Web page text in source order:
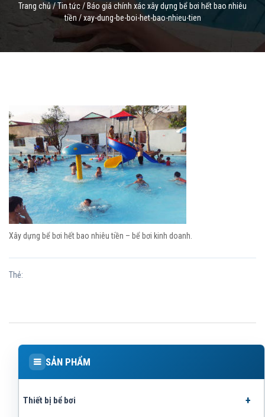
Trang chủ/Tin tức/ Báo giá chính xác xây dựng bể bơi hết bao nhiêu
tiền/xay-dung-be-boi-het-bao-nhieu-tien
Xây dựng bể bơi hết bao nhiêu tiền – bể bơi kinh doanh.
Thẻ:
SẢN PHẨM
Thiết bị bể bơi